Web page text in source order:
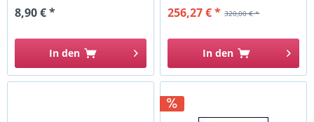
8,90 € *
In den
320,00 € *
256,27 € *
In den